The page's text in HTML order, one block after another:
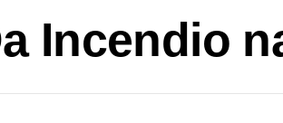
Incendio